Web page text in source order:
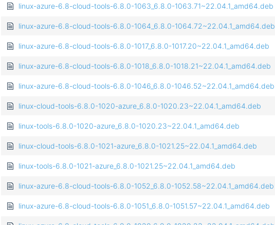
linux-azure-6.8-cloud-tools-6.8.0-1063_6.8.0-1063.71~22.04.1_amd64.deb
linux-azure-6.8-cloud-tools-6.8.0-1064_6.8.0-1064.72~22.04.1_amd64.deb
linux-azure-6.8-cloud-tools-6.8.0-1017_6.8.0-1017.20~22.04.1_amd64.deb
linux-azure-6.8-cloud-tools-6.8.0-1018_6.8.0-1018.21~22.04.1_amd64.deb
linux-azure-6.8-cloud-tools-6.8.0-1046_6.8.0-1046.52~22.04.1_amd64.deb
linux-cloud-tools-6.8.0-1020-azure_6.8.0-1020.23~22.04.1_amd64.deb
linux-tools-6.8.0-1020-azure_6.8.0-1020.23~22.04.1_amd64.deb
linux-cloud-tools-6.8.0-1021-azure_6.8.0-1021.25~22.04.1_amd64.deb
linux-tools-6.8.0-1021-azure_6.8.0-1021.25~22.04.1_amd64.deb
linux-azure-6.8-cloud-tools-6.8.0-1052_6.8.0-1052.58~22.04.1_amd64.deb
linux-azure-6.8-cloud-tools-6.8.0-1051_6.8.0-1051.57~22.04.1_amd64.deb